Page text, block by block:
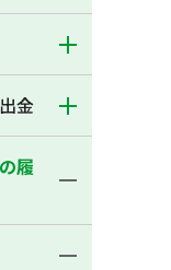
金
履